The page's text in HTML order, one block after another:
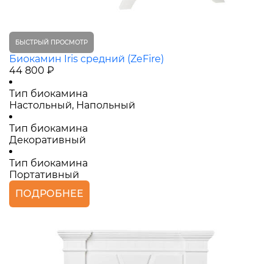
БЫСТРЫЙ ПРОСМОТР
Биокамин Iris средний (ZeFire)
44 800 ₽
Тип биокамина
Настольный, Напольный
Тип биокамина
Декоративный
Тип биокамина
Портативный
ПОДРОБНЕЕ